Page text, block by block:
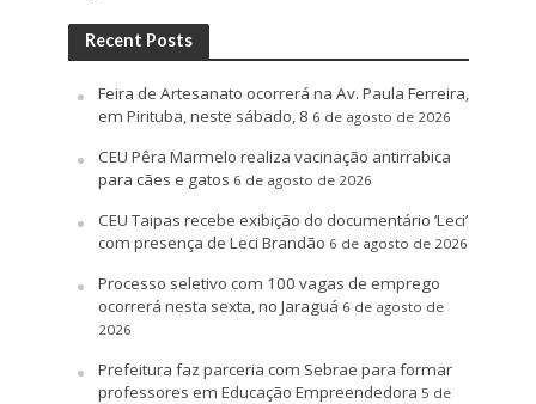
Recent Posts
Feira de Artesanato ocorrerá na Av. Paula Ferreira,
em Pirituba, neste sábado, 8 6 de agosto de 2026
CEU Pêra Marmelo realiza vacinação antirrabica
para cães e gatos 6 de agosto de 2026
CEU Taipas recebe exibição do documentário ‘Leci’
com presença de Leci Brandão 6 de agosto de 2026
Processo seletivo com 100 vagas de emprego
ocorrerá nesta sexta, no Jaraguá 6 de agosto de
2026
Prefeitura faz parceria com Sebrae para formar
professores em Educação Empreendedora 5 de